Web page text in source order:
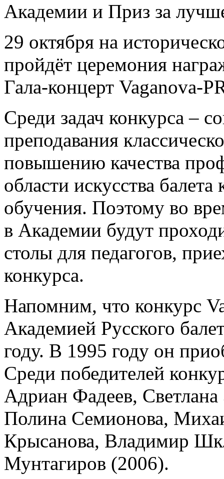
Академии и Приз за
29 октября на
пройдёт церемония
Гала-концерт Vaganova-
Среди задач конкурса –
преподавания
повышению качества
области искусства балета
обучения. Поэтому во
в Академии будут
столы для педагогов,
конкурса.
Напомним, что конкурс
Академией Русского
году. В 1995 году он
Среди победителей
Адриан Фадеев,
Полина Семионова,
Крысанова, Владимир
Мунтагиров (2006).